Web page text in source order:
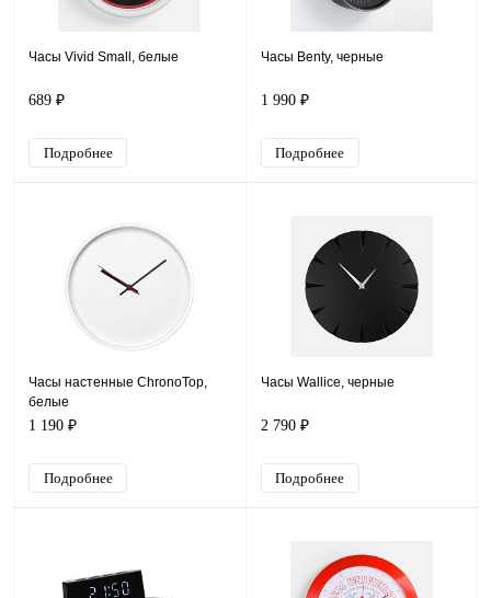
Часы Vivid Small, белые
689 ₽
Подробнее
Часы Benty, черные
1 990 ₽
Подробнее
Часы настенные ChronoTop,
белые
1 190 ₽
Подробнее
Часы Wallice, черные
2 790 ₽
Подробнее